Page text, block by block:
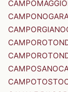
CAMPORGIANO
CAMPOSANO
CAMPOTOSTO